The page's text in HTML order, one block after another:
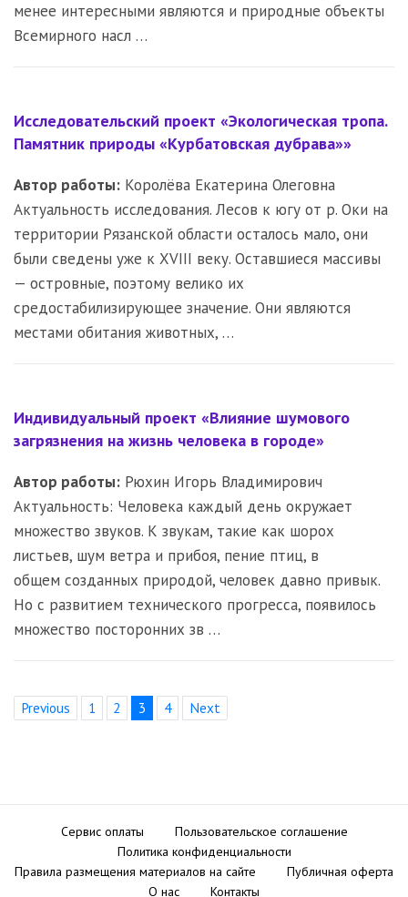
менее интересными являются и природные объекты
Всемирного насл …
Исследовательский проект «Экологическая тропа.
Памятник природы «Курбатовская дубрава»»
Автор работы: Королёва Екатерина Олеговна
Актуальность исследования. Лесов к югу от р. Оки на
территории Рязанской области осталось мало, они
были сведены уже к XVIII веку. Оставшиеся массивы
— островные, поэтому велико их
средостабилизирующее значение. Они являются
местами обитания животных, …
Индивидуальный проект «Влияние шумового
загрязнения на жизнь человека в городе»
Автор работы: Рюхин Игорь Владимирович
Актуальность: Человека каждый день окружает
множество звуков. К звукам, такие как шорох
листьев, шум ветра и прибоя, пение птиц, в
общем созданных природой, человек давно привык.
Но с развитием технического прогресса, появилось
множество посторонних зв …
Previous 1 2 3 4 Next
Сервис оплаты
Пользовательское соглашение
Политика конфиденциальности
Правила размещения материалов на сайте
Публичная оферта
О нас
Контакты